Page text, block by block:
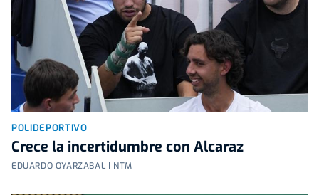
POLIDEPORTIVO
Crece la incertidumbre con Alcaraz
EDUARDO OYARZABAL | NTM